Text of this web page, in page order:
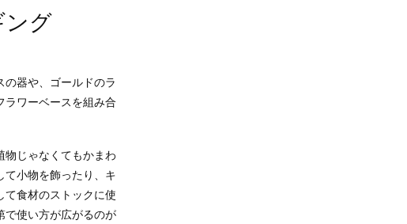
ング
器や、ゴールドのラ
ラワーベースを組み合
物じゃなくてもかまわ
て小物を飾ったり、キ
て食材のストックに使
で使い方が広がるのが